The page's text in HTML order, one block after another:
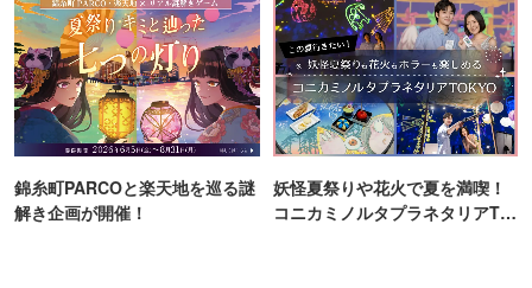
錦糸町PARCOと楽天地を巡る謎
解き企画が開催！
妖怪夏祭りや花火で夏を満喫！
コニカミノルタプラネタリアTO